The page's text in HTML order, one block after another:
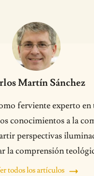
Martín Sánchez
ferviente experto en
conocimientos a la
perspectivas
la comprensión
todos los artículos